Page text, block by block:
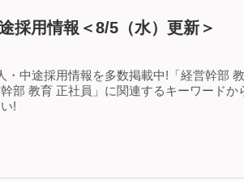
採用情報＜8/5（水）更新＞
中途採用情報を多数掲載中!「経営幹部
部 教育 正社員」に関連するキーワードか
!